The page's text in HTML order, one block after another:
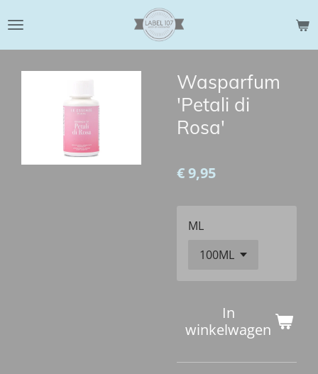
direct
naar
Wasparfum
'Petali di
Rosa'
€ 9,95
ML
In
winkelwagen